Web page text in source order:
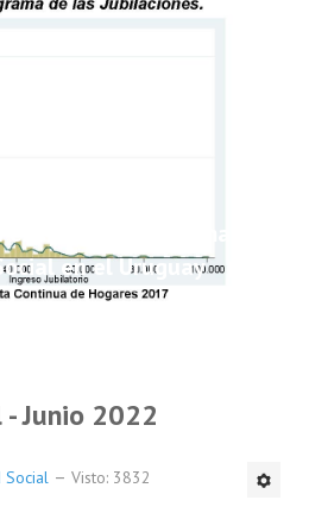
de las
del Sistema
en el Uruguay
Junio 2022
Social Visto: 3832